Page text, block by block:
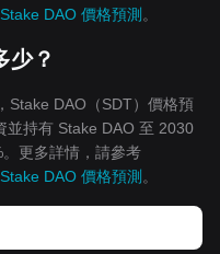
DAO 價格預測 。
少？
Stake DAO（SDT）價格預
並持有 Stake DAO 至 2030
更多詳情，請參考
DAO 價格預測 。